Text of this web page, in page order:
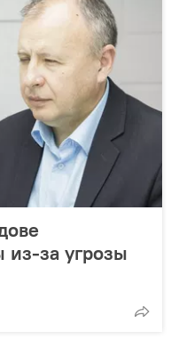
из-за угрозы